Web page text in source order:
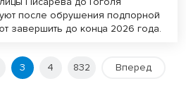
после обрушения подпорной
завершить до конца 2026 года.
3 4 832 Вперед